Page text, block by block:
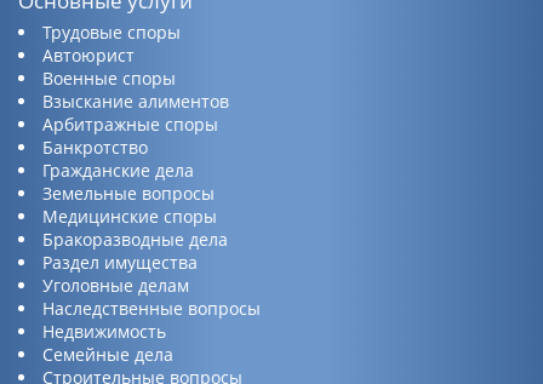
Трудовые споры
Автоюрист
Военные споры
Взыскание алиментов
Арбитражные споры
Банкротство
Гражданские дела
Земельные вопросы
Медицинские споры
Бракоразводные дела
Раздел имущества
Уголовные делам
Наследственные вопросы
Недвижимость
Семейные дела
Строительные вопросы